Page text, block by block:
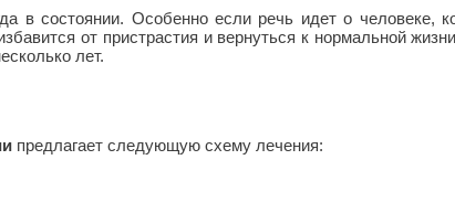
в состоянии. Особенно если речь идет о человеке,
от пристрастия и вернуться к нормальной
лет.
предлагает следующую схему лечения: